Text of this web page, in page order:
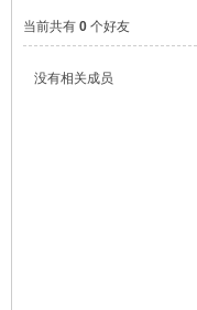
当前共有 0个好友
没有相关成员